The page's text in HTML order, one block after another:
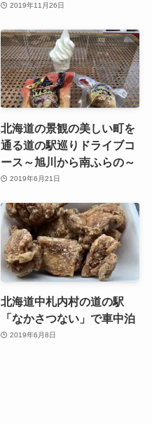
2019年11月26日
北海道の景観の美しい町を
通る道の駅巡りドライブコ
ース～旭川から南ふらの～
2019年6月21日
北海道中札内村の道の駅
「なかさつない」で車中泊
2019年6月8日